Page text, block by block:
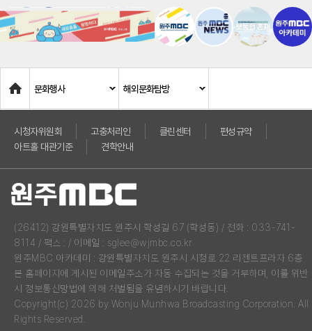
Home
문화행사 해외문화탐방
시청자위원회 고충처리인 클린센터
편성규약
아트홀 대관기준
견학안내
(26412) 강원특별자치도 원주시 학성길 67 (학성동) / 전화 : 033-741-
8114 / 팩스 : / 이메일 : sglee@wjmbc.co.kr
원주MBC 아카데미 : 강원특별자치도 원주시 시청로 22 리젠트프라자 6층
본 홈페이지에 게시된 이메일주소가 자동 수집되는 것을 거부하며, 이를 위반
시 정보통신망법에 의해 처벌됨을 유념하시기 바랍니다.
Copyright(c) 2026 by Wonju Munhwa Broadcasting Corporation. All
Rights Reserved.